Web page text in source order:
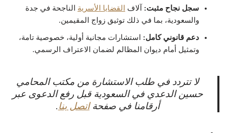
سجل نجاح مثبت: آلاف القضايا الأسرية الناجحة في جدة
والسعودية، بما في ذلك توثيق زواج المقيمين.​
دعم قانوني كامل: استشارات مجانية أولية، خصوصية تامة،
وتمثيل أمام ديوان المظالم لضمان الاعتراف الرسمي.
لا تتردد في طلب الاستشارة من مكتب المحامي
حسين الدعدي في السعودية قبل رفع الدعوى عبر
أرقامنا في صفحةاتصل بنا.